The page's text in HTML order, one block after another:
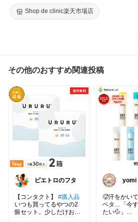
（参考価格：約8,340円）
自分の身体を深く知ることは、これか
いう方は、ぜひこの機会にご体感くださ
【お申し込み方法】
公式LINEのメニュー「血糖値分析レポ
です。
公式LINE ▶︎ https://lin.ee/uVSkk8G
スタッフより、今後の流れやデバイス
連絡いたします。
皆様のご参加を、心よりお待ちしてお
値 グルコース値 FreeStyleリブレ2【HR
Shop de clinic楽天市場店
その他のおすすめ関連投稿
ピエトロのフタ
【コンタクト】 #購入品
いつも買ってるやつの2
個セット。少しだけお
yomi
🥵汗をかい
ベタ…「今
たい💦」